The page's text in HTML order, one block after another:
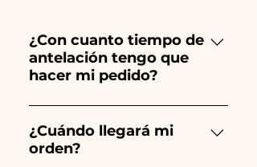
¿Con cuanto tiempo de
antelación tengo que
hacer mi pedido?
Ceramiche Ania crea y pinta
totalmente a mano, ¡por lo que
su creación lleva mucho
¿Cuándo llegará mi
orden?